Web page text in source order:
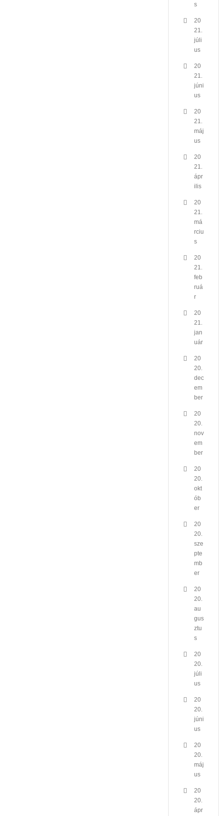
s
20
21.
júli
us
20
21.
júni
us
20
21.
máj
us
20
21.
ápr
ilis
20
21.
má
rciu
s
20
21.
feb
ruá
r
20
21.
jan
uár
20
20.
dec
em
ber
20
20.
nov
em
ber
20
20.
okt
ób
er
20
20.
sze
pte
mb
er
20
20.
au
gus
ztu
s
20
20.
júli
us
20
20.
júni
us
20
20.
máj
us
20
20.
ápr